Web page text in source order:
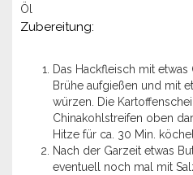
Öl
Zubereitung:
Das Hackfleisch mit
Brühe aufgießen und mit
würzen. Die
Chinakohlstreifen oben
Hitze für ca. 30 Min.
Nach der Garzeit etwas
eventuell noch mal mit